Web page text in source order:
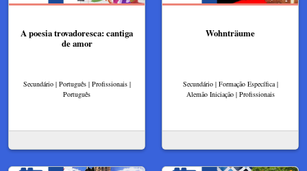
A poesia trovadoresca: cantiga
de amor
Secundário | Português | Profissionais |
Português
Wohnträume
Secundário | Formação Específica |
Alemão Iniciação | Profissionais